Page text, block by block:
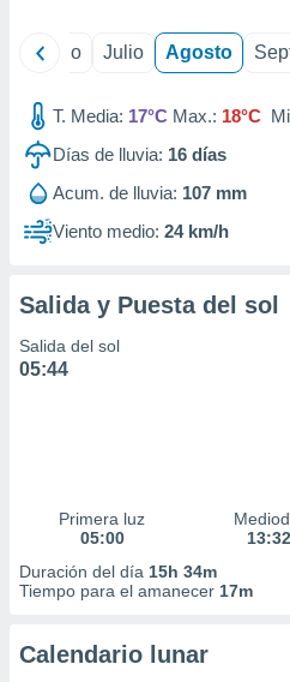
Junio Julio Agosto
T. Media: 17°C Max.: 18°C
Días de lluvia: 16 días
Acum. de lluvia: 107 mm
Viento medio: 24 km/h
Salida y Puesta del sol
Salida del sol
05:44
Primera luz
05:00
13:32
Duración del día 15h 34m
Tiempo para el amanecer 17m
Calendario lunar